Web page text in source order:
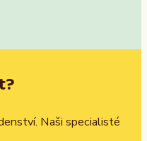
Naši specialisté